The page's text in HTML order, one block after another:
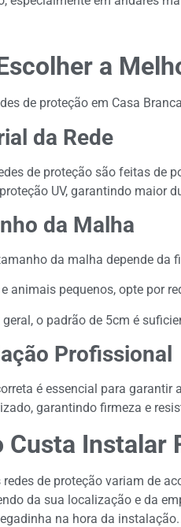
a
de proteção em Casa
da Rede
de proteção são feitas de
UV, garantindo maior
da Malha
da malha depende da
animais pequenos, opte por
o padrão de 5cm é
Profissional
é essencial para garantir
garantindo firmeza e
Custa Instalar
redes de proteção variam de
da sua localização e da
na hora da instalação.